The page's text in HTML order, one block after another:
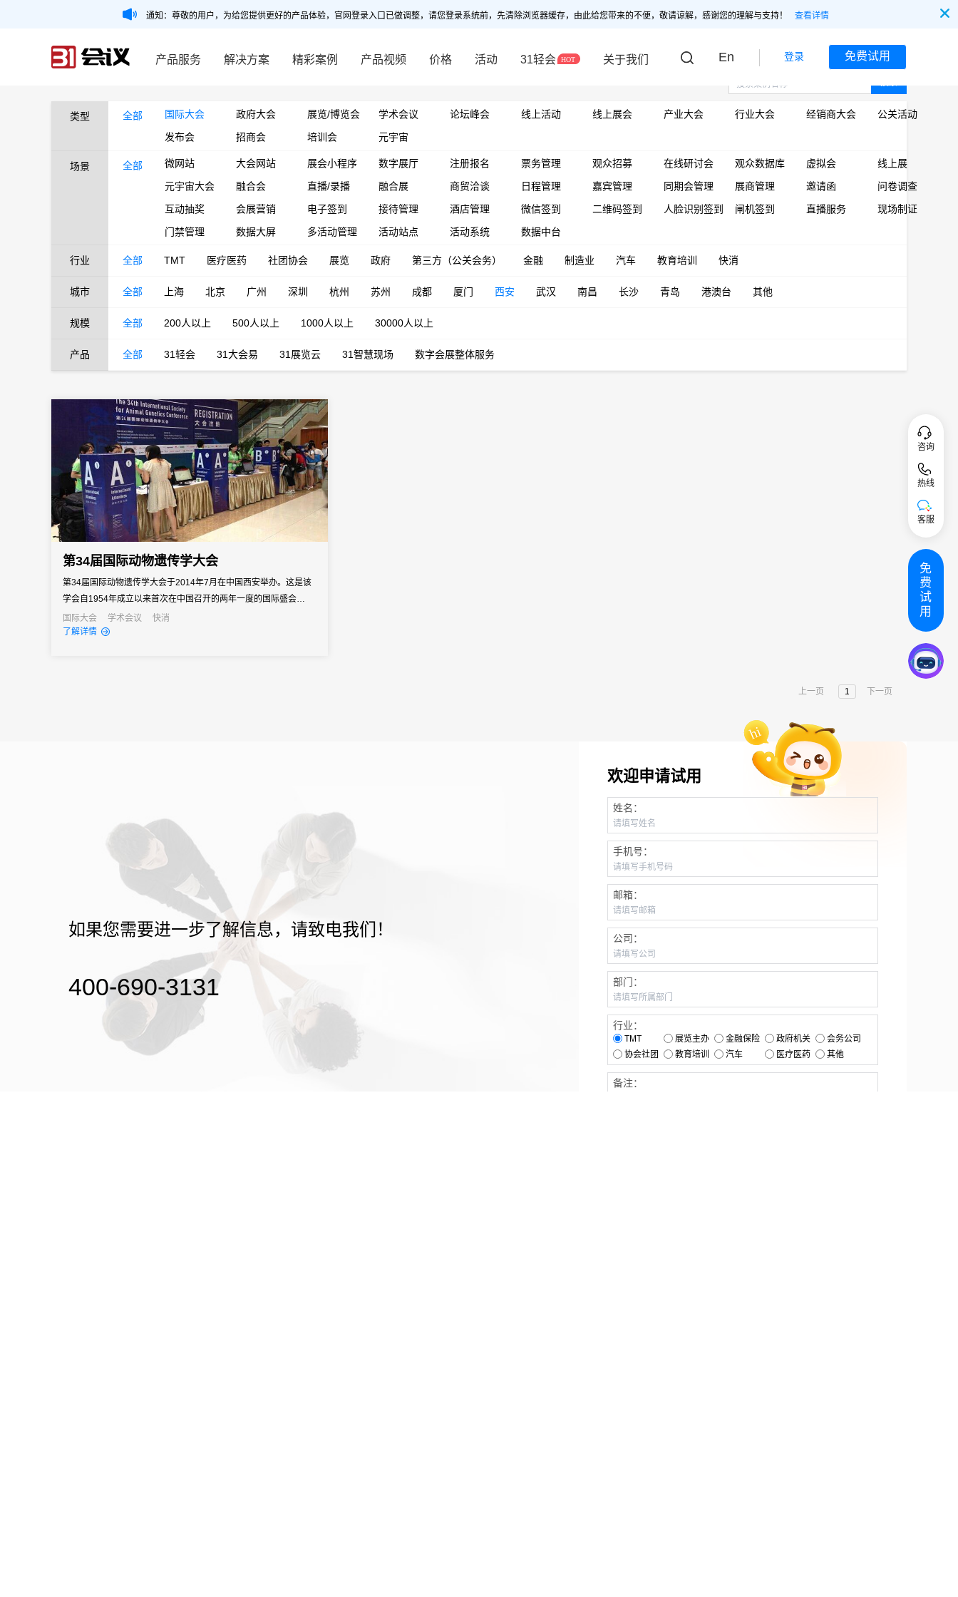
通知：尊敬的用户，为给您提供更好的产品体验，官网登录入口已做调整，请您登录系统前，先清除浏览器缓存，由此给您带来的不便，敬请谅解，感谢您的理解与支持！ 查看详情
产品服务 解决方案 精彩案例 产品视频 价格 活动 31轻会 关于我们 En 登录 免费试用
类型 全部 国际大会 政府大会 展览/博览会 学术会议 论坛峰会 线上活动 线上展会 产业大会 行业大会 经销商大会
公关活动
发布会
招商会 培训会 元宇宙
场景 全部 微网站 大会网站 展会小程序 数字展厅 注册报名 票务管理 观众招募 在线研讨会 观众数据库 虚拟会
线上展
元宇宙大会
融合会 直播/录播 融合展 商贸洽谈 日程管理 嘉宾管理 同期会管理 展商管理 邀请函
问卷调查
互动抽奖
会展营销 电子签到 接待管理 酒店管理 微信签到 二维码签到 人脸识别签到 闸机签到 直播服务
现场制证
门禁管理
数据大屏 多活动管理 活动站点 活动系统 数据中台
行业 全部 TMT 医疗医药 社团协会 展览 政府 第三方（公关会务） 金融 制造业 汽车 教育培训 快消
城市 全部 上海 北京 广州 深圳 杭州 苏州 成都 厦门 西安 武汉 南昌 长沙 青岛 港澳台 其他
规模 全部 200人以上 500人以上 1000人以上 30000人以上
产品 全部 31轻会 31大会易 31展览云 31智慧现场 数字会展整体服务
第34届国际动物遗传学大会
第34届国际动物遗传学大会于2014年7月在中国西安举办。这是该
学会自1954年成立以来首次在中国召开的两年一度的国际盛会，是
我国举办的规模最大、参会人数最多、覆盖面最广的一次动物遗传
学领域的国际顶级学术会议。31会议为此次大会提供了数字会务支
国际大会 学术会议
快消
了解详情
上一页 1 下一页
如果您需要进一步了解信息，请致电我们！
400-690-3131
欢迎申请试用
姓名：
手机号：
邮箱：
公司：
部门：
行业：
TMT 展览主办 金融保险 政府机关
会务公司
协会社团
教育培训 汽车 医疗医药 其他
备注：
咨询
热线
客服
免
费
试
用